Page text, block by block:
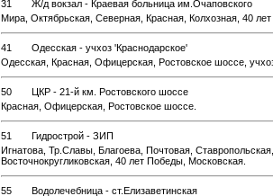
31
Ж/д вокзал - Краевая больница им.Очаповского
Мира, Октябрьская, Северная, Красная, Колхозная, 40
41
Одесская - учхоз 'Краснодарское'
Одесская, Красная, Офицерская, Ростовское шоссе,
50
ЦКР - 21-й км. Ростовского шоссе
Красная, Офицерская, Ростовское шоссе.
51
Гидрострой - ЗИП
Игнатова, Тр.Славы, Благоева, Почтовая,
Восточнокругликовская, 40 лет Победы, Московская.
55
Водолечебница - ст.Елизаветинская